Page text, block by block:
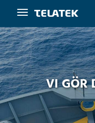
Navigering
VI GÖR